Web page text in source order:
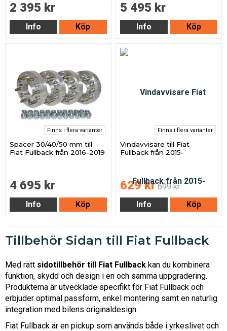
2 395 kr
Info Köp
5 495 kr
Info Köp
Finns i flera varianter
Spacer 30/40/50 mm till
Fiat Fullback från 2016-2019
4 695 kr
Info Köp
Finns i flera varianter
Vindavvisare till Fiat
Fullback från 2015-
629 kr 699 kr
Info
Köp
Tillbehör Sidan till Fiat Fullback
Med rätt sidotillbehör till Fiat Fullback kan du kombinera
funktion, skydd och design i en och samma uppgradering.
Produkterna är utvecklade specifikt för Fiat Fullback och
erbjuder optimal passform, enkel montering samt en naturlig
integration med bilens originaldesign.
Fiat Fullback är en pickup som används både i yrkeslivet och